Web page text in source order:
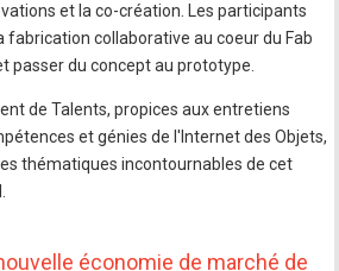
et la co-création. Les participants
collaborative au coeur du Fab
passer du concept au prototype.
de Talents, propices aux entretiens
et génies de l'Internet des Objets,
thématiques incontournables de cet
économie de marché de